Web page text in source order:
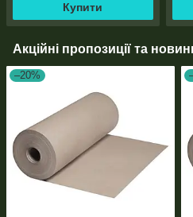
Купити
Акційні пропозиції та
–20%